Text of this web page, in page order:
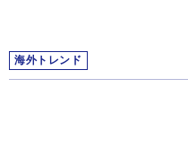
海外トレンド